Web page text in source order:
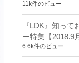
11k件のビュー
『LDK』知っ
ー特集【2018.9
6.6k件のビュー